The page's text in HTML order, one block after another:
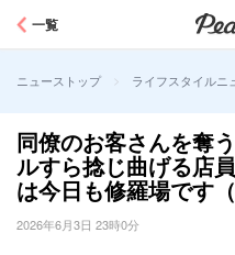
一覧
ニューストップ > ライフスタイルニ
同僚のお客さんを奪
ルすら捻じ曲げる店
は今日も修羅場です（
2026年6月3日 23時0分